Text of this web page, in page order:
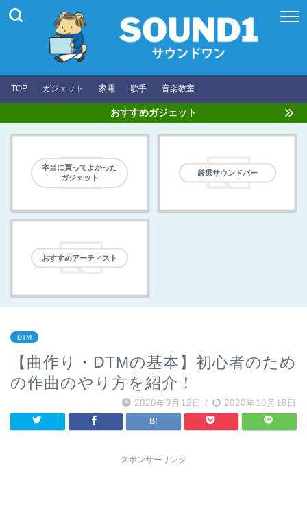
TOP ガジェット 家電 歌手 音楽教室
おすすめガジェット
本当に買ってよかった
ガジェット
厳選サウンドバー
おすすめアーティスト
DTM
【曲作り・DTMの基本】初心者のため
の作曲のやり方を紹介！
2020年9月12日 / 2020年10月18日
スポンサーリンク